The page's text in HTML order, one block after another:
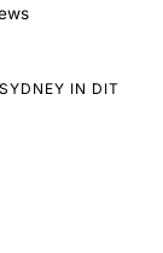
IN DIT